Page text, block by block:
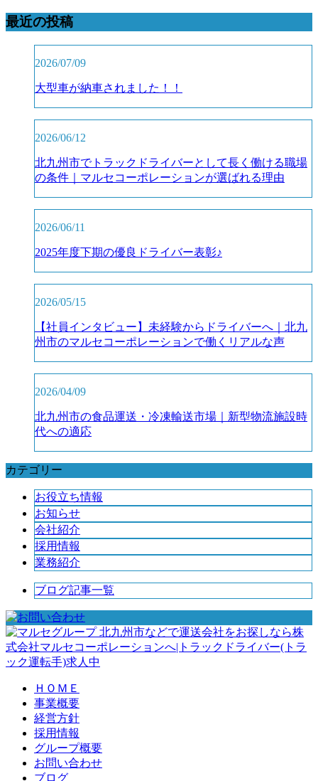
最近の投稿
2026/07/09
大型車が納車されました！！
2026/06/12
北九州市でトラックドライバーとして長く働ける職場
の条件｜マルセコーポレーションが選ばれる理由
2026/06/11
2025年度下期の優良ドライバー表彰♪
2026/05/15
【社員インタビュー】未経験からドライバーへ｜北九
州市のマルセコーポレーションで働くリアルな声
2026/04/09
北九州市の食品運送・冷凍輸送市場｜新型物流施設時
代への適応
カテゴリー
お役立ち情報
お知らせ
会社紹介
採用情報
業務紹介
ブログ記事一覧
北九州市などで運送会社をお探しなら株
式会社マルセコーポレーションへ|トラックドライバー(トラ
ック運転手)求人中
ＨＯＭＥ
事業概要
経営方針
採用情報
グループ概要
お問い合わせ
ブログ